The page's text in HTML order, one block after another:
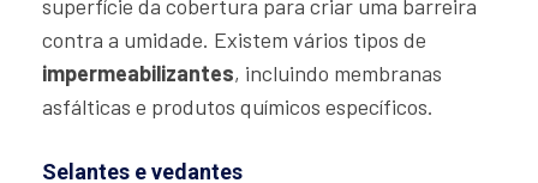
superfície da cobertura para criar uma barreira
contra a umidade. Existem vários tipos de
impermeabilizantes, incluindo membranas
asfálticas e produtos químicos específicos.
Selantes e vedantes